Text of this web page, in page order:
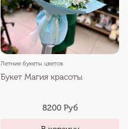
Летние букеты цветов
Букет Магия красоты
8200 Руб